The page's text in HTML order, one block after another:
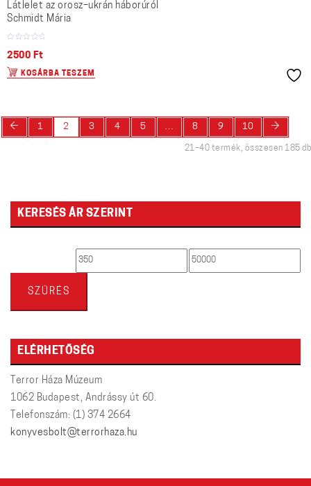
Látlelet az orosz–ukrán háborúról
Schmidt Mária
2500 Ft
KOSÁRBA TESZEM
← 1 2 3 4 5 … 8 9 10 →
21–40 termék, összesen 185 db
KERESÉS ÁR SZERINT
Min Max
SZŰRÉS
ELÉRHETŐSÉG
Terror Háza Múzeum
1062 Budapest, Andrássy út 60.
Telefonszám: (1) 374 2664
konyvesbolt@terrorhaza.hu